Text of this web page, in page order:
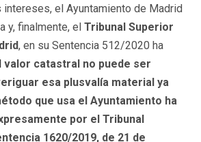
el Ayuntamiento de Madrid
y, finalmente, el Tribunal Superior
, en su Sentencia 512/2020 ha
valor catastral no puede ser
esa plusvalía material ya
que usa el Ayuntamiento ha
por el Tribunal
1620/2019, de 21 de